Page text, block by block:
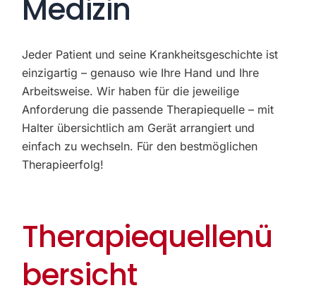
Medizin
Jeder Patient und seine Krankheitsgeschichte ist
einzigartig – genauso wie Ihre Hand und Ihre
Arbeitsweise. Wir haben für die jeweilige
Anforderung die passende Therapiequelle – mit
Halter übersichtlich am Gerät arrangiert und
einfach zu wechseln. Für den bestmöglichen
Therapieerfolg!
Therapiequellenü
bersicht